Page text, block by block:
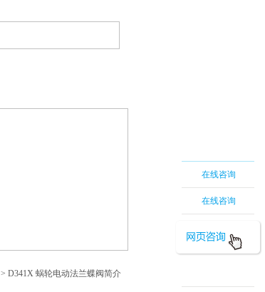
> D341X 蜗轮电动法兰蝶阀简介
在线咨询
在线咨询